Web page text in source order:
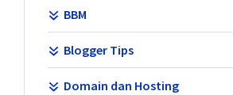
BBM
Blogger Tips
Domain dan Hosting